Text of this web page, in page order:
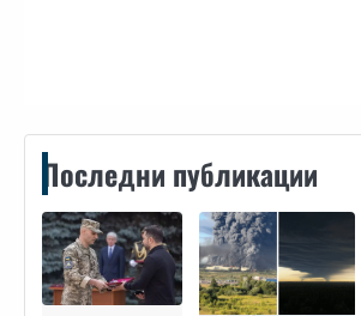
Последни публикации